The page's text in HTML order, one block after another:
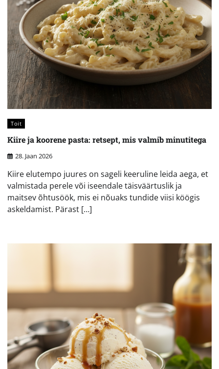
Toit
Kiire ja koorene pasta: retsept, mis valmib minutitega
28. Jaan 2026
Kiire elutempo juures on sageli keeruline leida aega, et
valmistada perele või iseendale täisväärtuslik ja
maitsev õhtusöök, mis ei nõuaks tundide viisi köögis
askeldamist. Pärast […]